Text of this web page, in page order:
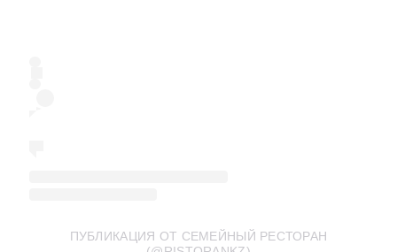
ПУБЛИКАЦИЯ ОТ СЕМЕЙНЫЙ РЕСТОРАН